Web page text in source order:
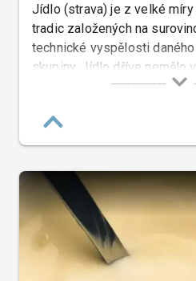
Jídlo (strava) je z velké míry
tradic založených na
technické vyspělosti
skupiny. Jídlo dříve nemělo
chutěmi a preferencemi. Ty
přikázáními či zdravotními